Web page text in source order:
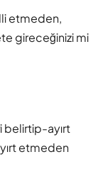
etmeden,
gireceğinizi mi
belirtip-ayırt
etmeden